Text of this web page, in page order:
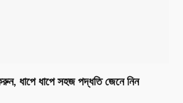
ধাপে ধাপে সহজ পদ্ধতি জেনে নিন